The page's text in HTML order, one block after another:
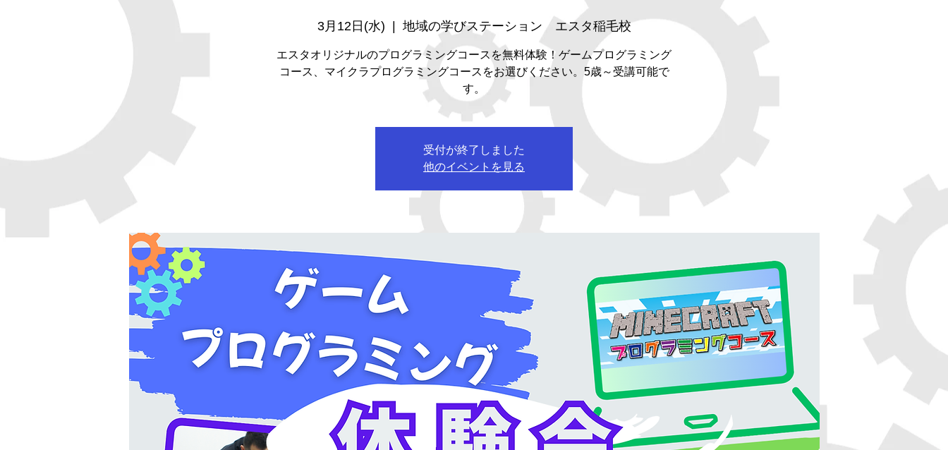
3月12日(水) 地域の学びステーション エスタ稲毛校
エスタオリジナルのプログラミングコースを無料体験！ゲームプログラミング
コース、マイクラプログラミングコースをお選びください。5歳～受講可能で
す。
受付が終了しました
他のイベントを見る